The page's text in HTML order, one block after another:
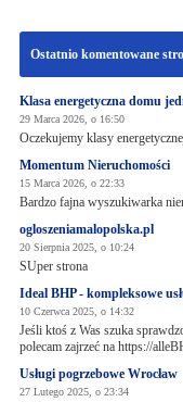
Ostatnio komentowane
Klasa energetyczna domu
29 Marca 2026, o 16:50
Oczekujemy klasy
Momentum Nieruchomości
15 Marca 2026, o 22:33
Bardzo fajna wyszukiwarka
ogloszeniamalopolska.pl
20 Sierpnia 2025, o 10:24
SUper strona
Ideal BHP - kompleksowe
10 Czerwca 2025, o 14:32
Jeśli ktoś z Was szuka
polecam zajrzeć na https://
Usługi pogrzebowe Wrocław
27 Lutego 2025, o 23:34